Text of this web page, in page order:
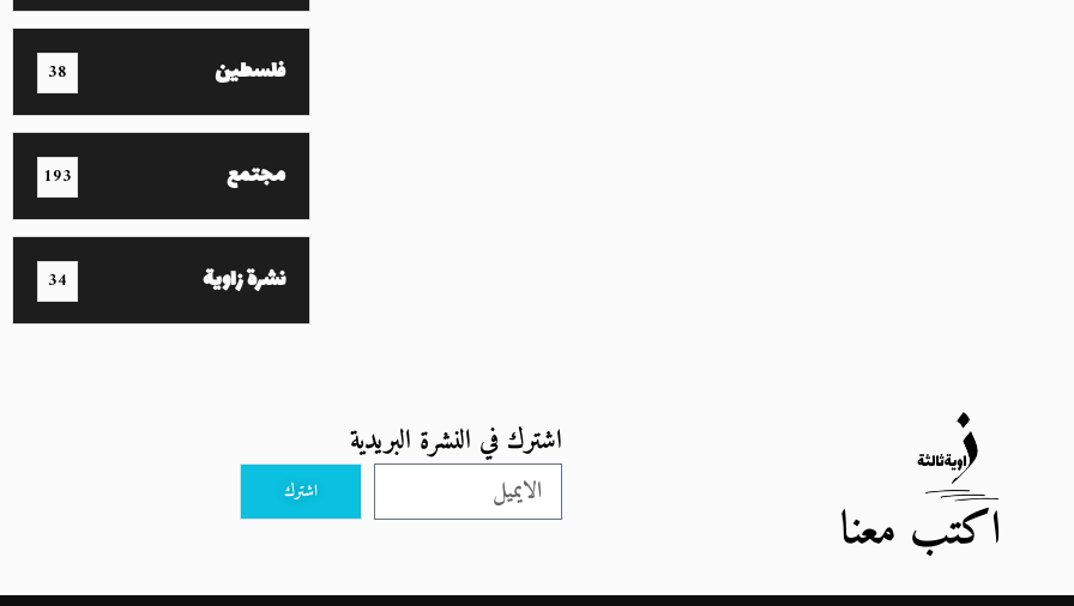
فلسطين 38
مجتمع 193
نشرة زاوية 34
اكتب معنا
اشترك في النشرة البريدية
اشترك